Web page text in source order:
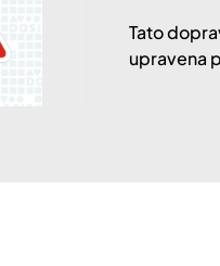
Tato
upravena